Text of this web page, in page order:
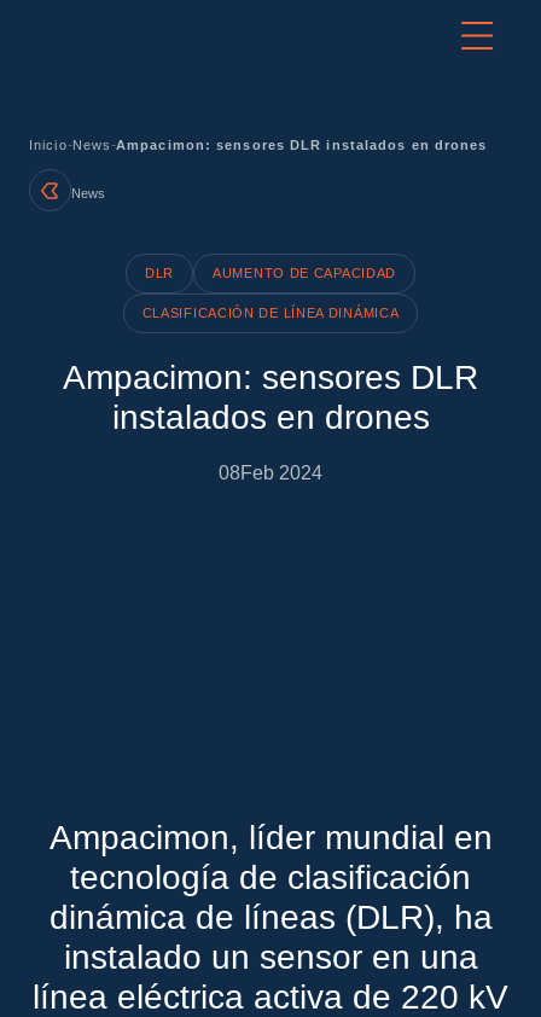
Inicio-News-Ampacimon: sensores DLR instalados en drones
News
DLR AUMENTO DE CAPACIDAD
CLASIFICACIÓN DE LÍNEA DINÁMICA
Ampacimon: sensores DLR
instalados en drones
08Feb 2024
Ampacimon, líder mundial en
tecnología de clasificación
dinámica de líneas (DLR), ha
instalado un sensor en una
línea eléctrica activa de 220 kV